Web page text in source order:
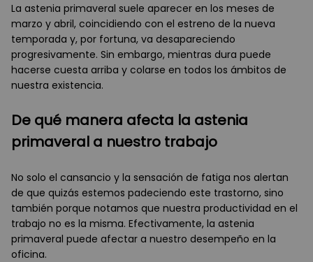
La astenia primaveral suele aparecer en los meses de
marzo y abril, coincidiendo con el estreno de la nueva
temporada y, por fortuna, va desapareciendo
progresivamente. Sin embargo, mientras dura puede
hacerse cuesta arriba y colarse en todos los ámbitos de
nuestra existencia.
De qué manera afecta la astenia
primaveral a nuestro trabajo
No solo el cansancio y la sensación de fatiga nos alertan
de que quizás estemos padeciendo este trastorno, sino
también porque notamos que nuestra productividad en el
trabajo no es la misma. Efectivamente, la astenia
primaveral puede afectar a nuestro desempeño en la
oficina.